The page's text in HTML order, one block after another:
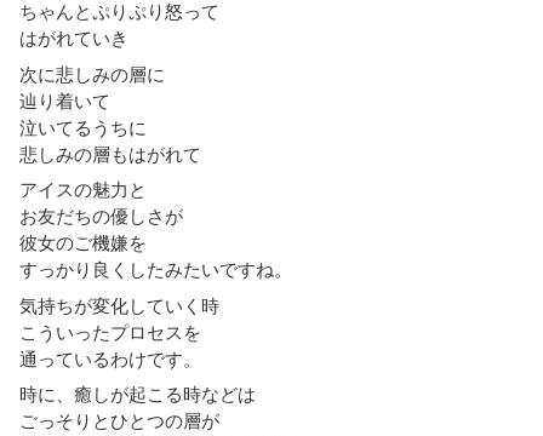
ちゃんとぷりぷり怒って
はがれていき
次に悲しみの層に
辿り着いて
泣いてるうちに
悲しみの層もはがれて
アイスの魅力と
お友だちの優しさが
彼女のご機嫌を
すっかり良くしたみたいですね。
気持ちが変化していく時
こういったプロセスを
通っているわけです。
時に、癒しが起こる時などは
ごっそりとひとつの層が